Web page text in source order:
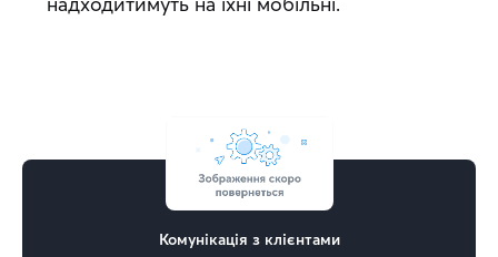
Комунікація з клієнтами